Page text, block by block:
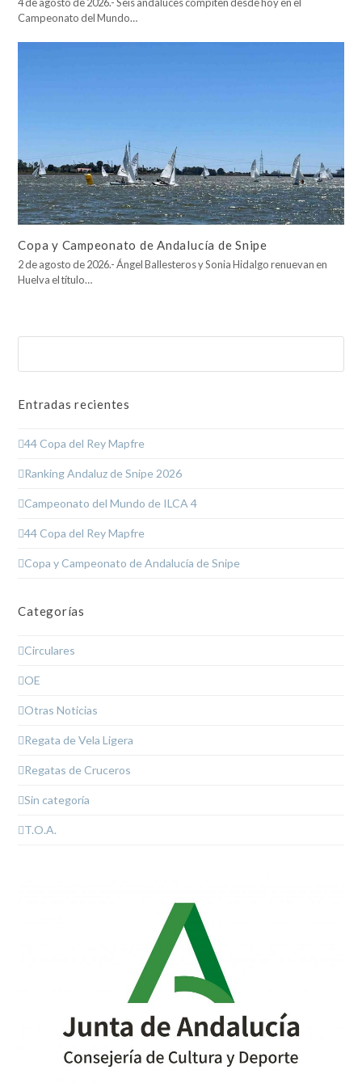
4 de agosto de 2026.- Seis andaluces compiten desde hoy en el
Campeonato del Mundo…
Copa y Campeonato de Andalucía de Snipe
2 de agosto de 2026.- Ángel Ballesteros y Sonia Hidalgo renuevan en
Huelva el título…
Entradas recientes
44 Copa del Rey Mapfre
Ranking Andaluz de Snipe 2026
Campeonato del Mundo de ILCA 4
44 Copa del Rey Mapfre
Copa y Campeonato de Andalucía de Snipe
Categorías
Circulares
OE
Otras Noticias
Regata de Vela Ligera
Regatas de Cruceros
Sin categoría
T.O.A.